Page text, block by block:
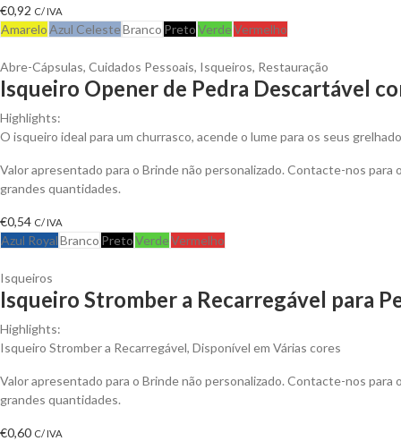
€0,92 C/ IVA
AmareloAzul CelesteBranco PretoVerdeVermelho
Abre-Cápsulas, Cuidados Pessoais, Isqueiros, Restauração
Isqueiro Opener de Pedra Descartável
Highlights:
O isqueiro ideal para um churrasco, acende o lume para os seus
Valor apresentado para o Brinde não personalizado. Contacte-nos
grandes quantidades.
€0,54 C/ IVA
Azul RoyalBranco PretoVerdeVermelho
Isqueiros
Isqueiro Stromber a Recarregável para
Highlights:
Isqueiro Stromber a Recarregável, Disponível em Várias cores
Valor apresentado para o Brinde não personalizado. Contacte-nos
grandes quantidades.
€0,60 C/ IVA